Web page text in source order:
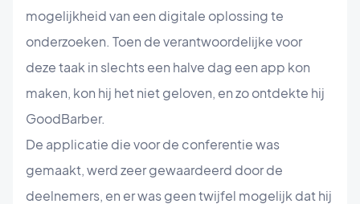
mogelijkheid van een digitale oplossing te
onderzoeken. Toen de verantwoordelijke voor
deze taak in slechts een halve dag een app kon
maken, kon hij het niet geloven, en zo ontdekte hij
GoodBarber.
De applicatie die voor de conferentie was
gemaakt, werd zeer gewaardeerd door de
deelnemers, en er was geen twijfel mogelijk dat hij